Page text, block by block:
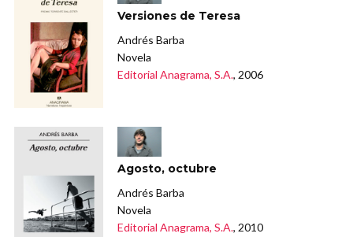
Versiones de Teresa
Andrés Barba
Novela
Editorial Anagrama, S.A., 2006
Agosto, octubre
Andrés Barba
Novela
Editorial Anagrama, S.A., 2010